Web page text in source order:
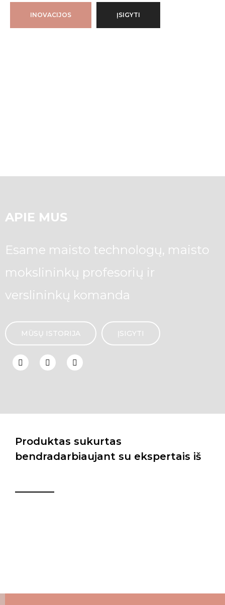
INOVACIJOS ĮSIGYTI
APIE MUS
Esame maisto technologų, maisto
mokslininkų profesorių ir
verslininkų komanda
MŪSŲ ISTORIJA ĮSIGYTI
Produktas sukurtas
bendradarbiaujant su ekspertais iš